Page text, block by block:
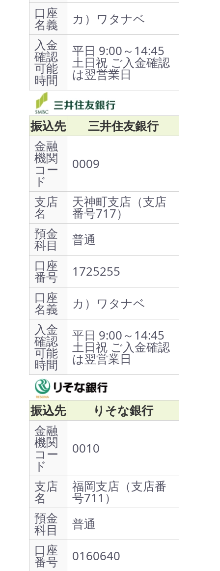
口座
名義
カ）ワタナベ
入金
確認
可能
時間
平日 9:00～14:45
土日祝 ご入金確認
は翌営業日
振込先
三井住友銀行
金融
機関
コー
ド
0009
支店
名
天神町支店（支店
番号717）
預金
科目
普通
口座
番号
1725255
口座
名義
カ）ワタナベ
入金
確認
可能
時間
平日 9:00～14:45
土日祝 ご入金確認
は翌営業日
振込先
りそな銀行
金融
機関
コー
ド
0010
支店
名
福岡支店（支店番
号711）
預金
科目
普通
口座
番号
0160640